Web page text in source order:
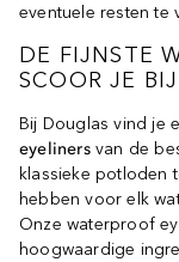
eventuele resten te
DE FIJNSTE
SCOOR JE
Bij Douglas vind je
eyelinersvan de
klassieke potloden
hebben voor elk
Onze waterproof
hoogwaardige